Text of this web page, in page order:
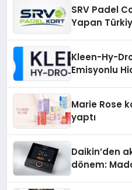
SRV Padel
Yapan
Kleen-Hy-
Emisyonlu
Marie Rose
yaptı
Daikin’den
dönem: